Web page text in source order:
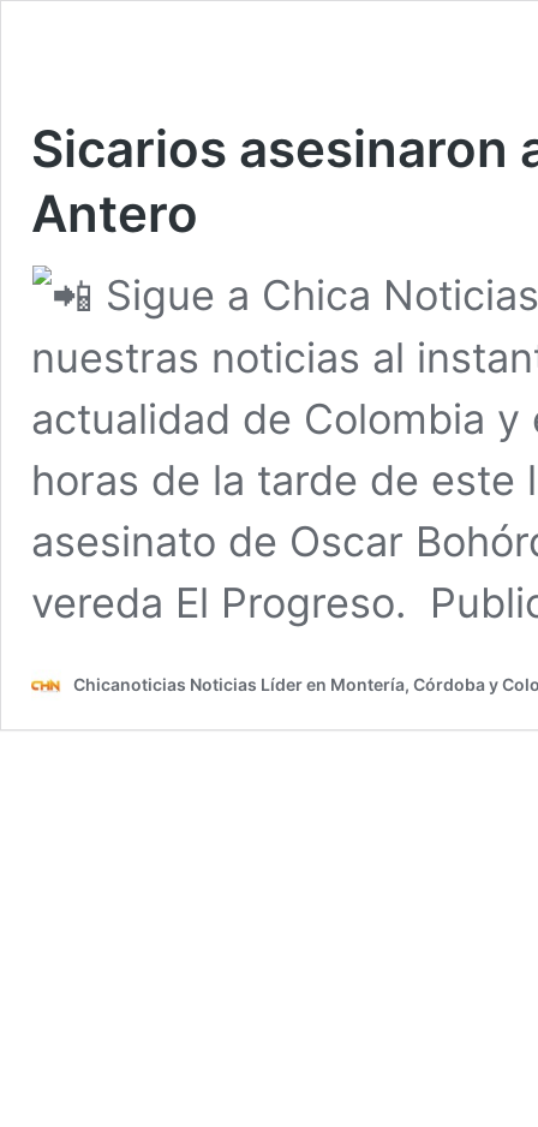
Sicarios asesinaron
Antero
Sigue a Chica
nuestras noticias al
actualidad de Colombia
horas de la tarde de
asesinato de Oscar
vereda El Progreso.
Chicanoticias Noticias Líder en Montería, Córdoba y